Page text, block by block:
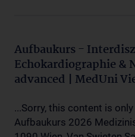
Aufbaukurs -
Echokardiographie &
advanced | MedUni
...Sorry, this content is
Aufbaukurs 2026